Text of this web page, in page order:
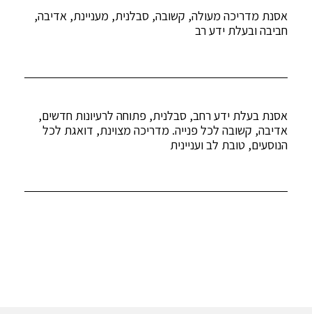
אסנת מדריכה מעולה, קשובה, סבלנית, מעניינת, אדיבה,
חביבה ובעלת ידע רב
אסנת בעלת ידע רחב, סבלנית, פתוחה לרעיונות חדשים,
אדיבה, קשובה לכל פנייה. מדריכה מצוינת, דואגת לכל
הנוסעים, טובת לב ועניינית